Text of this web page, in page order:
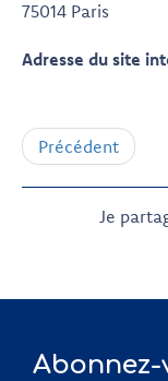
75014 Paris
Adresse du site
Précédent
Je